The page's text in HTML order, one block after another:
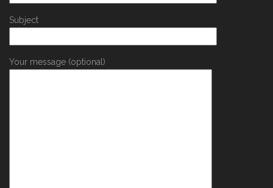
Subject
Your message (optional)